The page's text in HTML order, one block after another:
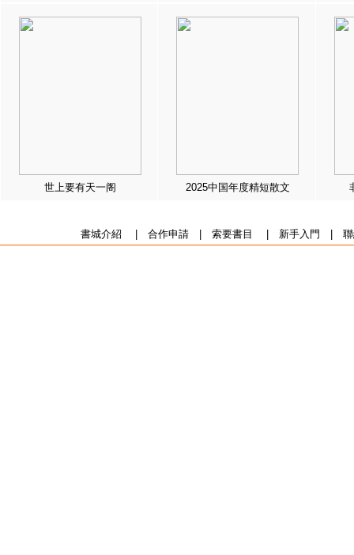
世上要有天一阁 2025中国年度精短散文
書城介紹 合作申請| 索要書目 新手入門